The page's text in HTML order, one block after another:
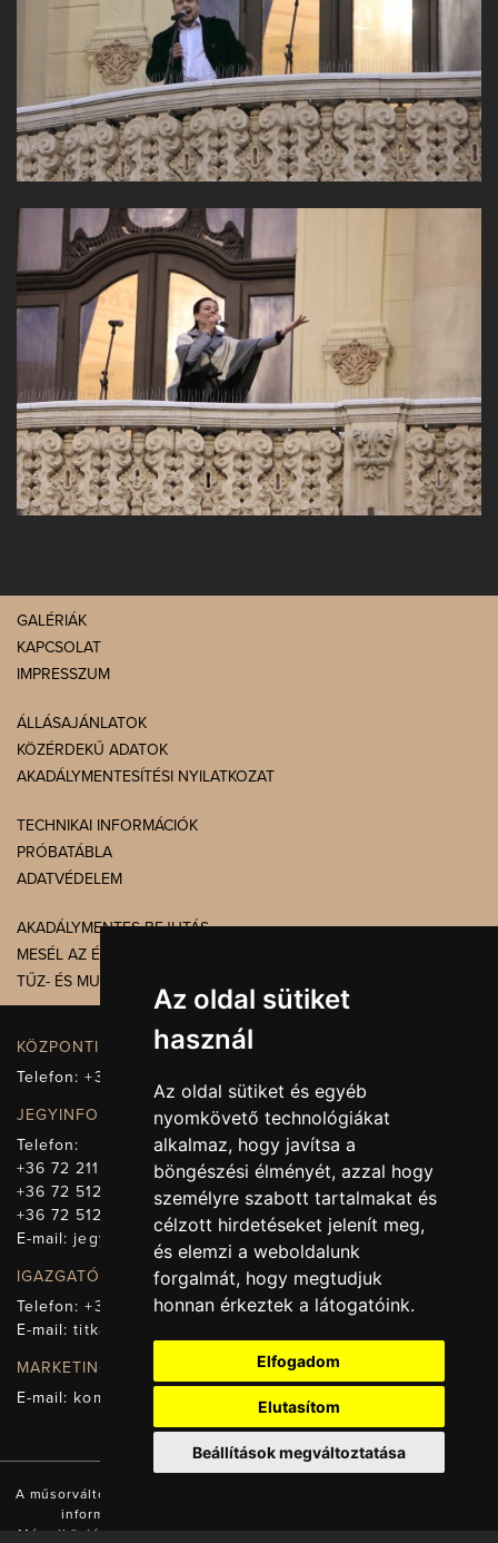
Az oldal sütiket
használ
Az oldal sütiket és egyéb
nyomkövető technológiákat
alkalmaz, hogy javítsa a
böngészési élményét, azzal hogy
személyre szabott tartalmakat és
célzott hirdetéseket jelenít meg,
és elemzi a weboldalunk
forgalmát, hogy megtudjuk
honnan érkeztek a látogatóink.
Elfogadom
Elutasítom
Beállítások megváltoztatása
GALÉRIÁK
KAPCSOLAT
IMPRESSZUM
ÁLLÁSAJÁNLATOK
KÖZÉRDEKŰ ADATOK
AKADÁLYMENTESÍTÉSI NYILATKOZAT
TECHNIKAI INFORMÁCIÓK
PRÓBATÁBLA
ADATVÉDELEM
AKADÁLYMENTES BEJUTÁS
MESÉL AZ ÉPÜLET
TŰZ- ÉS MUNKAVÉDELEM
KÖZPONTI ELÉRHETŐSÉG, TELEFONKÖZPONT
Telefon:+36 72 512-660
JEGYINFORMÁCIÓ
Telefon:
+36 72 211-965
+36 72 512-669
+36 72 512-675
E-mail: jegy@pnsz.hu
IGAZGATÓSÁG, TITKÁRSÁG
Telefon:+36 72 512-671
E-mail:titkarsag@pnsz.hu
MARKETING, SAJTÓ, KOMMUNIKÁCIÓ
E-mail: kommunikacio@pnsz.hu
A műsorváltozás jogát fenntartjuk! A honlapon található valamennyi
információ a Pécsi Nemzeti Színház tulajdonát képezi.
Másodközlésük a tulajdonos engedélyével és forrás (www.pnsz.hu)